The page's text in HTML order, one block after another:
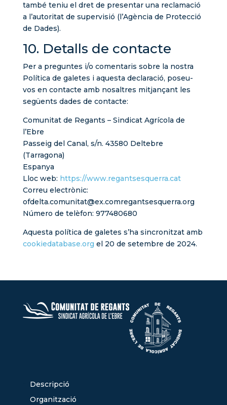
també teniu el dret de presentar una reclamació
a l’autoritat de supervisió (l’Agència de Protecció
de Dades).
10. Detalls de contacte
Per a preguntes i/o comentaris sobre la nostra
Política de galetes i aquesta declaració, poseu-
vos en contacte amb nosaltres mitjançant les
següents dades de contacte:
Comunitat de Regants – Sindicat Agrícola de
l’Ebre
Passeig del Canal, s/n. 43580 Deltebre
(Tarragona)
Espanya
Lloc web: https://www.regantsesquerra.cat
Correu electrònic:
ofdelta.comunitat@ex.comregantsesquerra.org
Número de telèfon: 977480680
Aquesta política de galetes s’ha sincronitzat amb
cookiedatabase.org el 20 de setembre de 2024.
Descripció
Organització